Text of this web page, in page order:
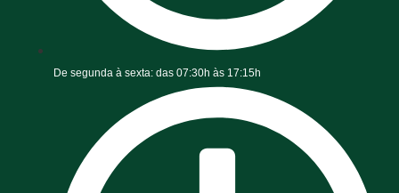
De segunda à sexta: das 07:30h às 17:15h